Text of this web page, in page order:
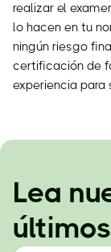
realizar el
lo hacen en tu
ningún riesgo
certificación de
experiencia para
Lea